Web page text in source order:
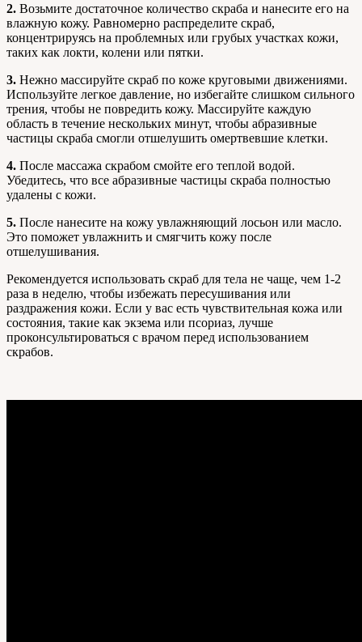
2. Возьмите достаточное количество скраба и нанесите его на
влажную кожу. Равномерно распределите скраб,
концентрируясь на проблемных или грубых участках кожи,
таких как локти, колени или пятки.
3. Нежно массируйте скраб по коже круговыми движениями.
Используйте легкое давление, но избегайте слишком сильного
трения, чтобы не повредить кожу. Массируйте каждую
область в течение нескольких минут, чтобы абразивные
частицы скраба смогли отшелушить омертвевшие клетки.
4. После массажа скрабом смойте его теплой водой.
Убедитесь, что все абразивные частицы скраба полностью
удалены с кожи.
5. После нанесите на кожу увлажняющий лосьон или масло.
Это поможет увлажнить и смягчить кожу после
отшелушивания.
Рекомендуется использовать скраб для тела не чаще, чем 1-2
раза в неделю, чтобы избежать пересушивания или
раздражения кожи. Если у вас есть чувствительная кожа или
состояния, такие как экзема или псориаз, лучше
проконсультироваться с врачом перед использованием
скрабов.